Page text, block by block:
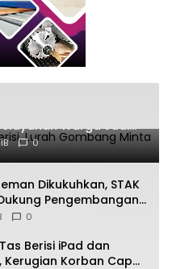
Resmi Terisi, Lurah
Warga Jadi
0
Dikukuhkan, STAK
Pengembangan
0
Berisi iPad dan
Kerugian Korban Capai